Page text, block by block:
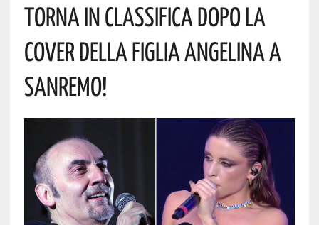
Torna In Classifica Dopo La
Cover Della Figlia Angelina A
Sanremo!